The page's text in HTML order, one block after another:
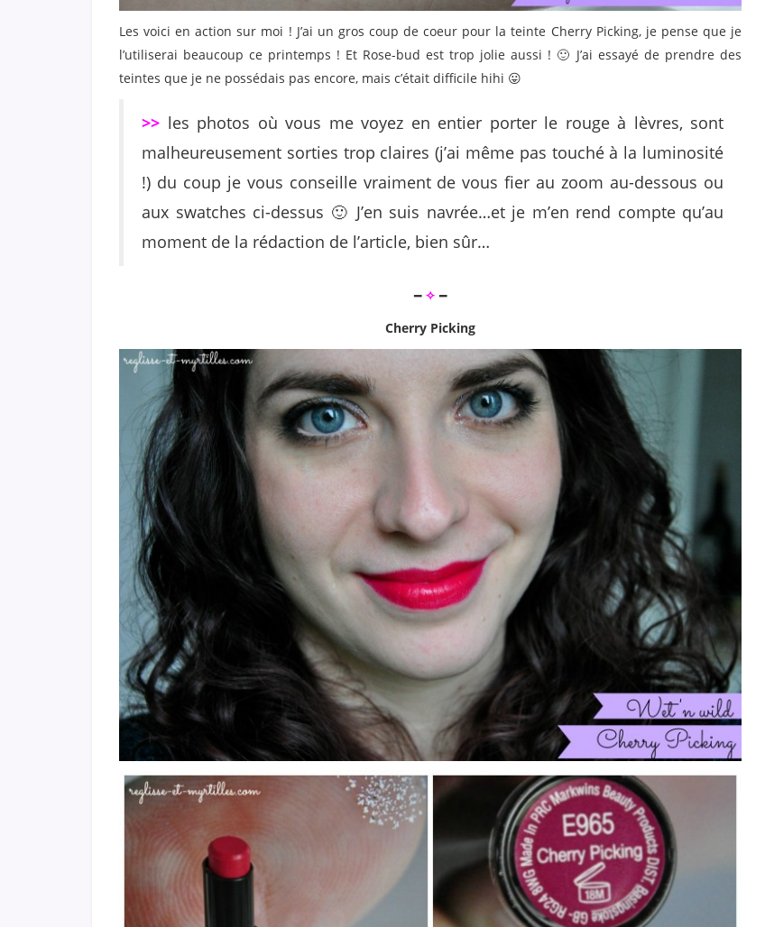
Les voici en action sur moi ! J’ai un gros coup de coeur pour la teinte Cherry Picking, je pense que je
l’utiliserai beaucoup ce printemps ! Et Rose-bud est trop jolie aussi ! 🙂 J’ai essayé de prendre des
teintes que je ne possédais pas encore, mais c’était difficile hihi 😛
>> les photos où vous me voyez en entier porter le rouge à lèvres, sont
malheureusement sorties trop claires (j’ai même pas touché à la luminosité
!) du coup je vous conseille vraiment de vous fier au zoom au-dessous ou
aux swatches ci-dessus 🙂 J’en suis navrée…et je m’en rend compte qu’au
moment de la rédaction de l’article, bien sûr…
━ ✧ ━
Cherry Picking